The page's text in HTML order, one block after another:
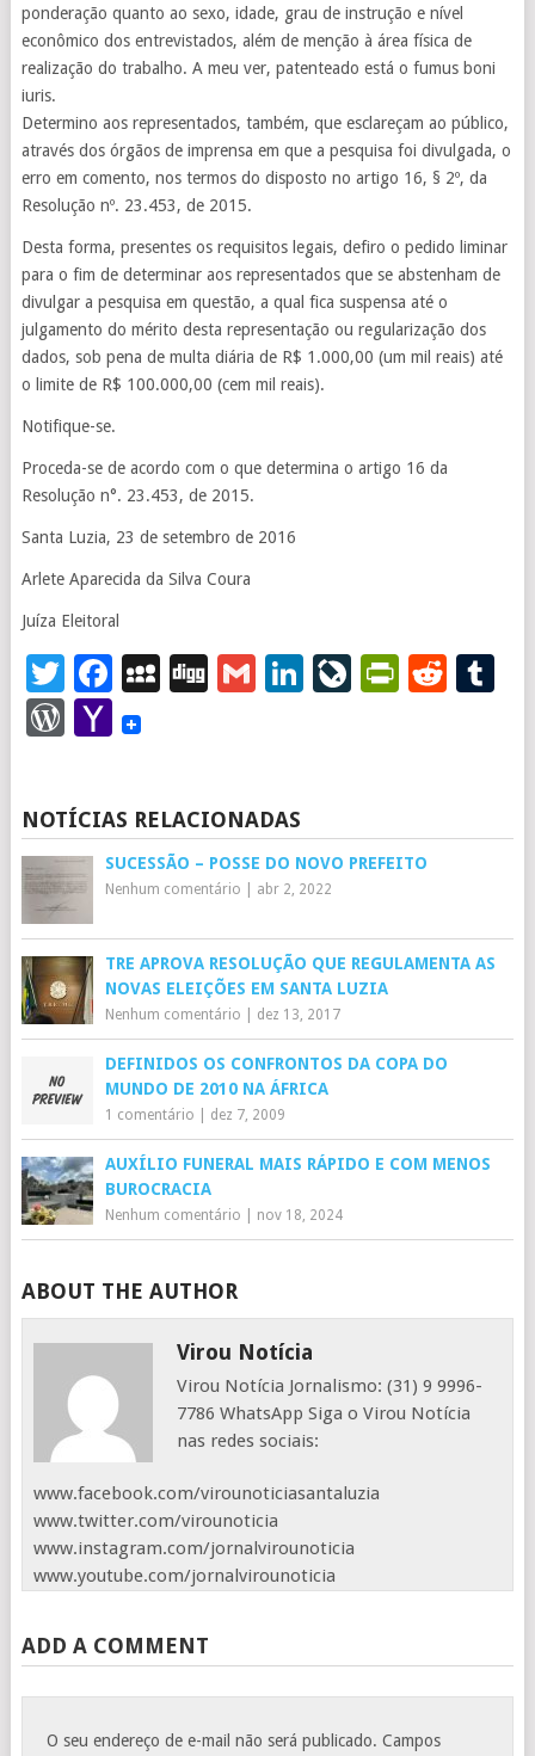
ponderação quanto ao sexo, idade, grau de instrução e nível
econômico dos entrevistados, além de menção à área física de
realização do trabalho. A meu ver, patenteado está o fumus boni
iuris.
Determino aos representados, também, que esclareçam ao público,
através dos órgãos de imprensa em que a pesquisa foi divulgada, o
erro em comento, nos termos do disposto no artigo 16, § 2º, da
Resolução nº. 23.453, de 2015.
Desta forma, presentes os requisitos legais, defiro o pedido liminar
para o fim de determinar aos representados que se abstenham de
divulgar a pesquisa em questão, a qual fica suspensa até o
julgamento do mérito desta representação ou regularização dos
dados, sob pena de multa diária de R$ 1.000,00 (um mil reais) até
o limite de R$ 100.000,00 (cem mil reais).
Notifique-se.
Proceda-se de acordo com o que determina o artigo 16 da
Resolução n°. 23.453, de 2015.
Santa Luzia, 23 de setembro de 2016
Arlete Aparecida da Silva Coura
Juíza Eleitoral
Twitter
Facebook
MySpace
DiggGmailLinkedIn
WordPress
Yahoo
NOTÍCIAS RELACIONADAS
SUCESSÃO – POSSE DO NOVO PREFEITO
Nenhum comentário abr 2, 2022
TRE APROVA RESOLUÇÃO QUE REGULAMENTA AS
NOVAS ELEIÇÕES EM SANTA LUZIA
Nenhum comentário dez 13, 2017
DEFINIDOS OS CONFRONTOS DA COPA DO
MUNDO DE 2010 NA ÁFRICA
1 comentário dez 7, 2009
AUXÍLIO FUNERAL MAIS RÁPIDO E COM MENOS
BUROCRACIA
Nenhum comentário nov 18, 2024
ABOUT THE AUTHOR
Virou Notícia
Virou Notícia Jornalismo: (31) 9 9996-
7786 WhatsApp Siga o Virou Notícia
nas redes sociais:
www.facebook.com/virounoticiasantaluzia
www.twitter.com/virounoticia
www.instagram.com/jornalvirounoticia
www.youtube.com/jornalvirounoticia
ADD A COMMENT
O seu endereço de e-mail não será publicado. Campos